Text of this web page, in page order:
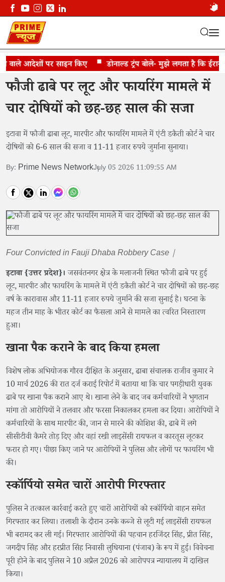
वाले आदेशों पर साइन किए डोनाल्ड ट्रंप बोले- मुझे लगता है कि ईरान से
फौजी ढाबा लूट केस में 4 को सजा
फौजी ढाबे पर लूट और फायरिंग मामले में
चार दोषियों को छह-छह साल की सजा
इटावा में फौजी ढाबा लूट, मारपीट और फायरिंग मामले में एंटी डकैती कोर्ट ने चार
दोषियों को 6-6 साल की सजा व 11-11 हजार रुपये जुर्माना सुनाया।
By: Prime News NetworkJuly 05 2026 11:09:55 AM
Four Convicted in Fauji Dhaba Robbery Case |
इटावा {उत्तर प्रदेश}।जसवंतनगर क्षेत्र के मलाजनी स्थित फौजी ढाबे पर हुई
लूट, मारपीट और फायरिंग के मामले में एंटी डकैती कोर्ट ने चार दोषियों को छह-छह
वर्ष के कारावास और 11-11 हजार रुपये जुर्माने की सजा सुनाई है। घटना के
महज तीन माह के भीतर कोर्ट का फैसला आने से मामले का त्वरित निस्तारण
हुआ।
खाना पैक कराने के बाद किया हमला
विशेष लोक अभियोजक गौरव दीक्षित के अनुसार, ढाबा संचालक राजीव कुमार ने
10 मार्च 2026 की रात दर्ज कराई रिपोर्ट में बताया था कि चार पगड़ीधारी युवक
ढाबे पर खाना पैक कराने आए थे। खाना लेने के बाद जब कर्मचारियों ने भुगतान
मांगा तो आरोपियों ने तलवार और फरसा निकालकर हमला कर दिया। आरोपियों ने
कर्मचारियों के साथ मारपीट की, जान से मारने की कोशिश की, ढाबे में लगे
सीसीटीवी कैमरे तोड़ दिए और वहां रखी लाइसेंसी रायफल व कारतूस लूटकर
फरार हो गए। पीछा किए जाने पर आरोपियों ने पुलिस और लोगों पर फायरिंग भी
की।
स्कॉर्पियो समेत चारों आरोपी गिरफ्तार
पुलिस ने तत्काल कार्रवाई करते हुए चारों आरोपियों को स्कॉर्पियो वाहन समेत
गिरफ्तार कर लिया। तलाशी के दौरान उनके कब्जे से लूटी गई लाइसेंसी रायफल
भी बरामद कर ली गई। गिरफ्तार आरोपियों की पहचान हरजिंदर सिंह, प्रीत सिंह,
जगदीप सिंह और हरप्रीत सिंह निवासी लुधियाना (पंजाब) के रूप में हुई। विवेचना
पूरी होने के बाद पुलिस ने 10 अप्रैल 2026 को आरोपपत्र न्यायालय में दाखिल
किया।